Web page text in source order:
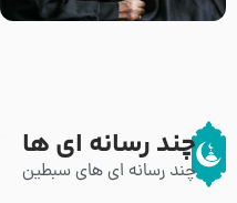
السلام) با این اشتیاق به زیارت
چند رسانه ای ها
چند رسانه ای های سبطین